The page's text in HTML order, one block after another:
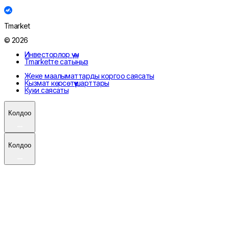
Tmarket
© 2026
Инвесторлор үчүн
Tmarketте сатыңыз
Жеке маалыматтарды коргоо саясаты
Кызмат көрсөтүү шарттары
Куки саясаты
Колдоо
Колдоо